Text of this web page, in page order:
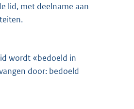
lid, met deelname aan
wordt «bedoeld in
door: bedoeld